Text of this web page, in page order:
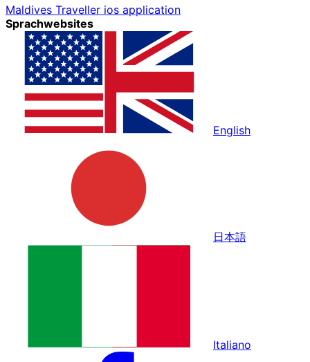
Maldives Traveller ios application
Sprachwebsites
English
日本語
Italiano